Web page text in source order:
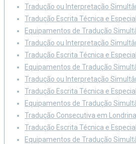
Tradução ou Interpretação
Tradução Escrita Técnica e
Equipamentos de Tradução
Tradução ou Interpretação
Tradução Escrita Técnica e
Equipamentos de Tradução
Tradução ou Interpretação
Tradução Escrita Técnica e
Equipamentos de Tradução
Tradução Consecutiva em Londrina
Tradução Escrita Técnica e
Equipamentos de Tradução